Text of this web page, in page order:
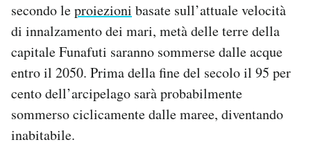
secondo leproiezioni basate sull’attuale velocità
di innalzamento dei mari, metà delle terre della
capitale Funafuti saranno sommerse dalle acque
entro il 2050. Prima della fine del secolo il 95 per
cento dell’arcipelago sarà probabilmente
sommerso ciclicamente dalle maree, diventando
inabitabile.